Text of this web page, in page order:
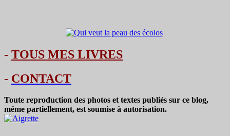
- TOUS MES LIVRES
- CONTACT
Toute reproduction des photos et textes publiés sur ce blog,
même partiellement, est soumise à autorisation.